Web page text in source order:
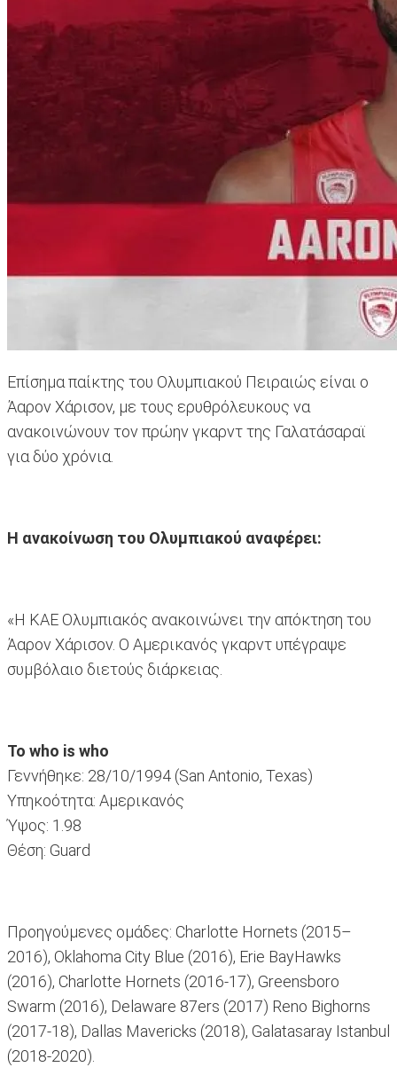
Επίσημα παίκτης του Ολυμπιακού Πειραιώς είναι ο
Άαρον Χάρισον, με τους ερυθρόλευκους να
ανακοινώνουν τον πρώην γκαρντ της Γαλατάσαραϊ
για δύο χρόνια.
Η ανακοίνωση του Ολυμπιακού αναφέρει:
«Η ΚΑΕ Ολυμπιακός ανακοινώνει την απόκτηση του
Άαρον Χάρισον. Ο Αμερικανός γκαρντ υπέγραψε
συμβόλαιο διετούς διάρκειας.
Το who is whο
Γεννήθηκε: 28/10/1994 (San Antonio, Texas)
Υπηκοότητα: Αμερικανός
Ύψος: 1.98
Θέση: Guard
Προηγούμενες ομάδες: Charlotte Hornets (2015–
2016), Oklahoma City Blue (2016), Erie BayHawks
(2016), Charlotte Hornets (2016-17), Greensboro
Swarm (2016), Delaware 87ers (2017) Reno Bighorns
(2017-18), Dallas Mavericks (2018), Galatasaray Istanbul
(2018-2020).